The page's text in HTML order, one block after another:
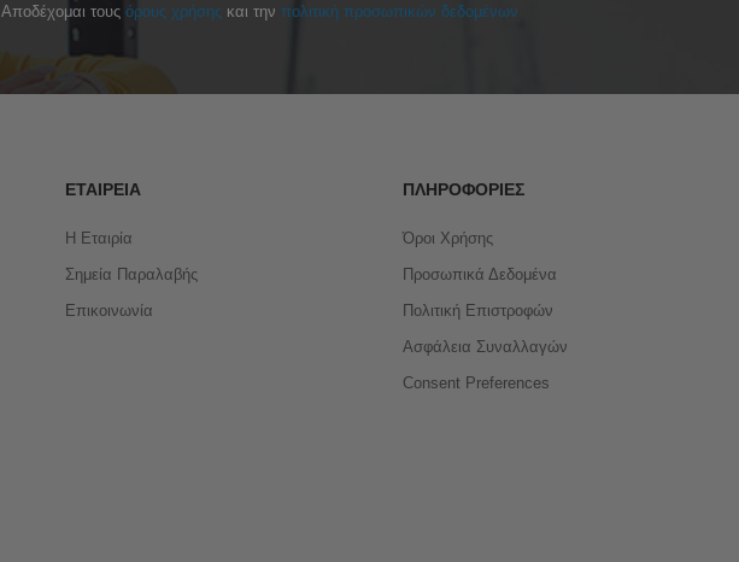
Αποδέχομαι τουςόρους χρήσης και τηνπολιτική προσωπικών δεδομένων
ΕΤΑΙΡΕΊΑ
Η Εταιρία
Σημεία Παραλαβής
Επικοινωνία
ΠΛΗΡΟΦΟΡΊΕΣ
Όροι Χρήσης
Προσωπικά Δεδομένα
Πολιτική Επιστροφών
Ασφάλεια Συναλλαγών
Consent Preferences